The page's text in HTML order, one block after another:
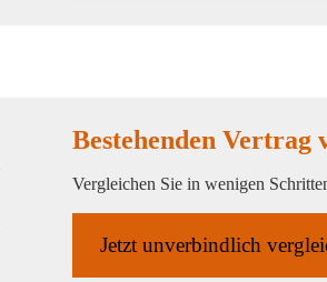
Bestehenden Vertrag
Vergleichen Sie in wenigen
Jetzt unverbindlich